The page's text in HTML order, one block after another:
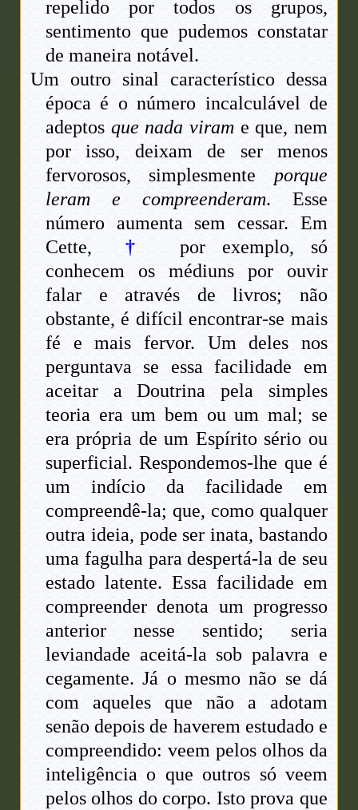
repelido por todos os grupos,
sentimento que pudemos constatar
de maneira notável.
Um outro sinal característico dessa
época é o número incalculável de
adeptos que nada virame que, nem
por isso, deixam de ser menos
fervorosos, simplesmente porque
leram e compreenderam. Esse
número aumenta sem cessar. Em
Cette,
†
por exemplo, só
conhecem os médiuns por ouvir
falar e através de livros; não
obstante, é difícil encontrar-se mais
fé e mais fervor. Um deles nos
perguntava se essa facilidade em
aceitar a Doutrina pela simples
teoria era um bem ou um mal; se
era própria de um Espírito sério ou
superficial. Respondemos-lhe que é
um indício da facilidade em
compreendê-la; que, como qualquer
outra ideia, pode ser inata, bastando
uma fagulha para despertá-la de seu
estado latente. Essa facilidade em
compreender denota um progresso
anterior nesse sentido; seria
leviandade aceitá-la sob palavra e
cegamente. Já o mesmo não se dá
com aqueles que não a adotam
senão depois de haverem estudado e
compreendido: veem pelos olhos da
inteligência o que outros só veem
pelos olhos do corpo. Isto prova que